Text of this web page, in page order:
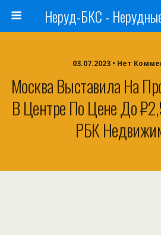
Неруд-БКС -
03.07.2023 • Нет
Москва Выставила На
В Центре По Цене До
РБК